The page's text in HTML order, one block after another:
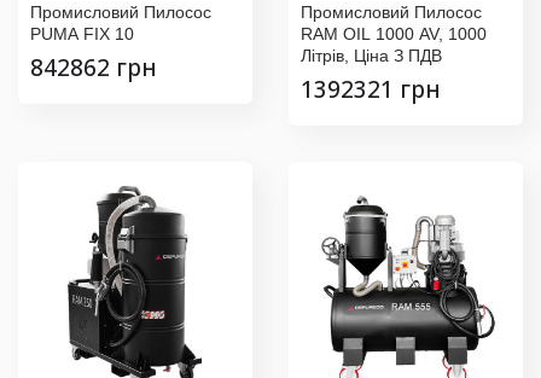
Промисловий Пилосос
PUMA FIX 10
842862 грн
Промисловий Пилосос
RAM OIL 1000 AV, 1000
Літрів, Ціна З ПДВ
1392321 грн